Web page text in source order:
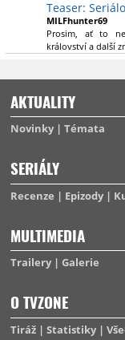
Teaser:
MILFhunter69
Prosim, ať to
království a další
AKTUALITY
Novinky Témata
SERIÁLY
Recenze Epizody
MULTIMEDIA
Trailery Galerie
O TVZONE
Tiráž Statistiky